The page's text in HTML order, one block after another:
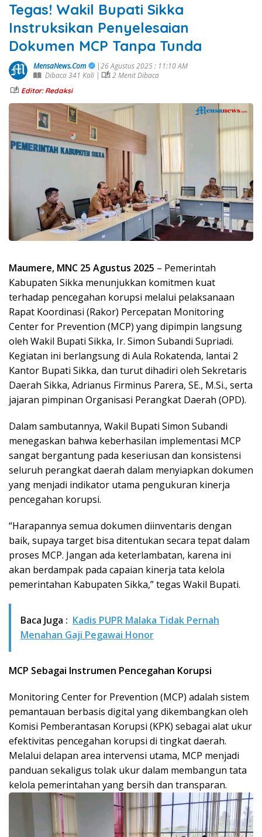
Tegas! Wakil Bupati Sikka
Instruksikan Penyelesaian
Dokumen MCP Tanpa Tunda
MensaNews.Com
|26 Agustus 2025 : 11:10 AM
Dibaca 341 Kali |
2 Menit Dibaca
Editor: Redaksi
Maumere, MNC 25 Agustus 2025 – Pemerintah
Kabupaten Sikka menunjukkan komitmen kuat
terhadap pencegahan korupsi melalui pelaksanaan
Rapat Koordinasi (Rakor) Percepatan Monitoring
Center for Prevention (MCP) yang dipimpin langsung
oleh Wakil Bupati Sikka, Ir. Simon Subandi Supriadi.
Kegiatan ini berlangsung di Aula Rokatenda, lantai 2
Kantor Bupati Sikka, dan turut dihadiri oleh Sekretaris
Daerah Sikka, Adrianus Firminus Parera, SE., M.Si., serta
jajaran pimpinan Organisasi Perangkat Daerah (OPD).
Dalam sambutannya, Wakil Bupati Simon Subandi
menegaskan bahwa keberhasilan implementasi MCP
sangat bergantung pada keseriusan dan konsistensi
seluruh perangkat daerah dalam menyiapkan dokumen
yang menjadi indikator utama pengukuran kinerja
pencegahan korupsi.
“Harapannya semua dokumen diinventaris dengan
baik, supaya target bisa ditentukan secara tepat dalam
proses MCP. Jangan ada keterlambatan, karena ini
akan berdampak pada capaian kinerja tata kelola
pemerintahan Kabupaten Sikka,” tegas Wakil Bupati.
Baca Juga : Kadis PUPR Malaka Tidak Pernah
Menahan Gaji Pegawai Honor
MCP Sebagai Instrumen Pencegahan Korupsi
Monitoring Center for Prevention (MCP) adalah sistem
pemantauan berbasis digital yang dikembangkan oleh
Komisi Pemberantasan Korupsi (KPK) sebagai alat ukur
efektivitas pencegahan korupsi di tingkat daerah.
Melalui delapan area intervensi utama, MCP menjadi
panduan sekaligus tolak ukur dalam membangun tata
kelola pemerintahan yang bersih dan transparan.